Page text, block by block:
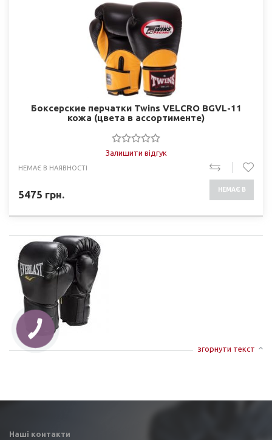
Боксерские перчатки Twins VELCRO BGVL-11
кожа (цвета в ассортименте)
Залишити відгук
НЕМАЄ В НАЯВНОСТІ
5475 грн. НЕМАЄ В
згорнути текст
Наші контакти